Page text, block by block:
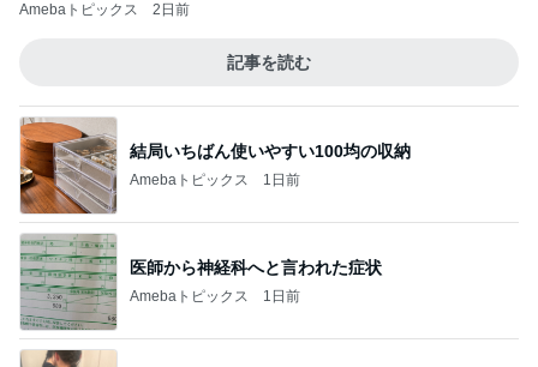
Amebaトピックス 2日前
記事を読む
結局いちばん使いやすい100均の収納
Amebaトピックス 1日前
医師から神経科へと言われた症状
Amebaトピックス 1日前